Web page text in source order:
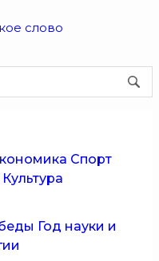
Спорт
Культура
Год науки и